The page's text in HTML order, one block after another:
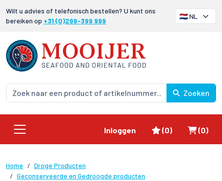
Wilt u advies of telefonisch bestellen? U kunt ons
bereiken op +31 (0)299-399 999
Zoeken
Inloggen Favorieten
(0) (0)
Home
Droge Producten
Geconserveerde en Gedroogde producten